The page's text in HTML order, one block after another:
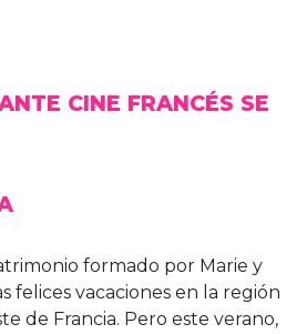
CINE FRANCÉS SE
formado por Marie y
felices vacaciones en la región
de Francia. Pero este verano,